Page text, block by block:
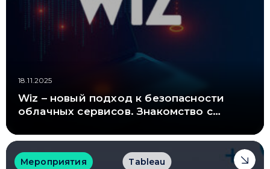
18.11.2025
Wiz – новый подход к безопасности
облачных сервисов. Знакомство с
Мероприятия Tableau